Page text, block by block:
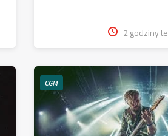
2 godziny
CGM